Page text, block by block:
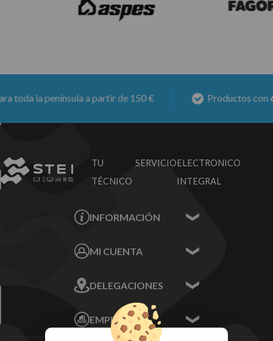
la península a partir de 150 € Productos con6
TU SERVICIO
TÉCNICO
ELECTRONICO
INTEGRAL
INFORMACIÓN
Sobre nosotros
MI CUENTA
Mis Direcciones
Mis Pedidos
Mis favoritos
FAQ's
DELEGACIONES
Écija - Sevilla
Av. Plaza de Toros.
Local 3
EMPRESA